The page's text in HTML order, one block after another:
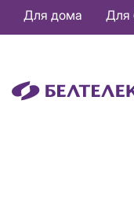
Основная
навигация
Для дома Для